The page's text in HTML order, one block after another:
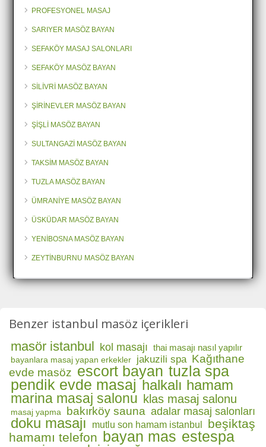
PROFESYONEL MASAJ
SARIYER MASÖZ BAYAN
SEFAKÖY MASAJ SALONLARI
SEFAKÖY MASÖZ BAYAN
SİLİVRİ MASÖZ BAYAN
ŞİRİNEVLER MASÖZ BAYAN
ŞİŞLİ MASÖZ BAYAN
SULTANGAZİ MASÖZ BAYAN
TAKSİM MASÖZ BAYAN
TUZLA MASÖZ BAYAN
ÜMRANİYE MASÖZ BAYAN
ÜSKÜDAR MASÖZ BAYAN
YENİBOSNA MASÖZ BAYAN
ZEYTİNBURNU MASÖZ BAYAN
Benzer istanbul masöz içerikleri
masör istanbul kol masajı thai masajı nasıl yapılır
bayanlara masaj yapan erkekler jakuzili spa Kağıthane
evde masöz escort bayan tuzla spa
pendik evde masaj halkalı hamam
marina masaj salonu klas masaj salonu
masaj yapma bakırköy sauna adalar masaj salonları
doku masajı mutlu son hamam istanbul
beşiktaş
hamamı telefon bayan mas estespa